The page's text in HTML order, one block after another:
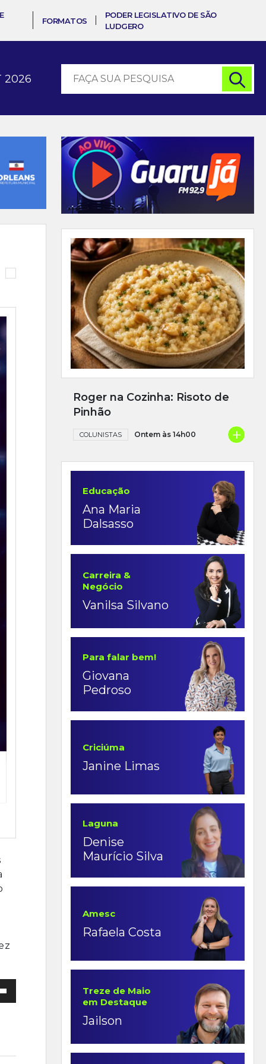
FORMATOS
PODER LEGISLATIVO DE SÃO
LUDGERO
2026
Roger na Cozinha: Risoto de
Pinhão
COLUNISTAS Ontem às 14h00 +
Educação
Ana Maria
Dalsasso
Carreira &
Negócio
Vanilsa Silvano
Para falar bem!
Giovana
Pedroso
Criciúma
Janine Limas
Laguna
Denise
Maurício Silva
Amesc
Rafaela Costa
Treze de Maio
em Destaque
Jailson